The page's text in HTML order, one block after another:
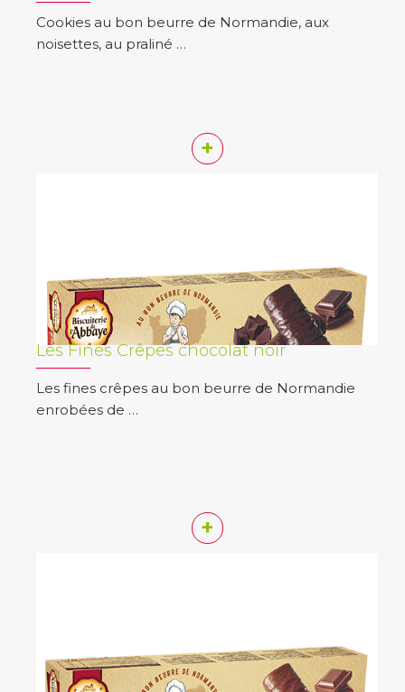
Cookies au bon beurre de Normandie, aux
noisettes, au praliné …
+
Les Fines Crêpes chocolat noir
Les fines crêpes au bon beurre de Normandie
enrobées de …
+